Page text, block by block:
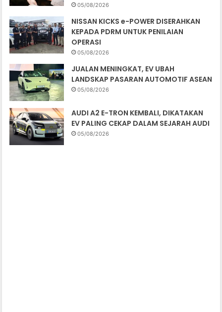
05/08/2026
NISSAN KICKS e-POWER DISERAHKAN
KEPADA PDRM UNTUK PENILAIAN
OPERASI
05/08/2026
JUALAN MENINGKAT, EV UBAH
LANDSKAP PASARAN AUTOMOTIF ASEAN
05/08/2026
AUDI A2 E-TRON KEMBALI, DIKATAKAN
EV PALING CEKAP DALAM SEJARAH AUDI
05/08/2026